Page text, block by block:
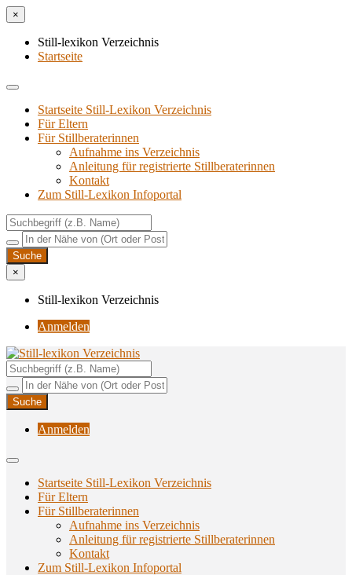
×
Still-lexikon Verzeichnis
Startseite
Startseite Still-Lexikon Verzeichnis
Für Eltern
Für Stillberaterinnen
Aufnahme ins Verzeichnis
Anlei­tung für regis­trier­te Stillberaterinnen
Kon­takt
Zum Still-Lexikon Infoportal
×
Still-lexikon Verzeichnis
Anmelden
Still-lexikon Verzeichnis
Unterstützungsangebote rund ums Stillen
Anmelden
Startseite Still-Lexikon Verzeichnis
Für Eltern
Für Stillberaterinnen
Aufnahme ins Verzeichnis
Anlei­tung für regis­trier­te Stillberaterinnen
Kon­takt
Zum Still-Lexikon Infoportal